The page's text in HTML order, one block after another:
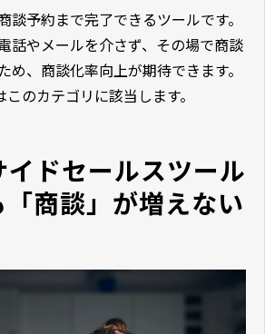
談予約まで完了できるツールです。
話やメールを介さず、その場で商談
め、商談化率向上が期待できます。
のカテゴリに該当します。
ドセールスツール
商談」が増えない